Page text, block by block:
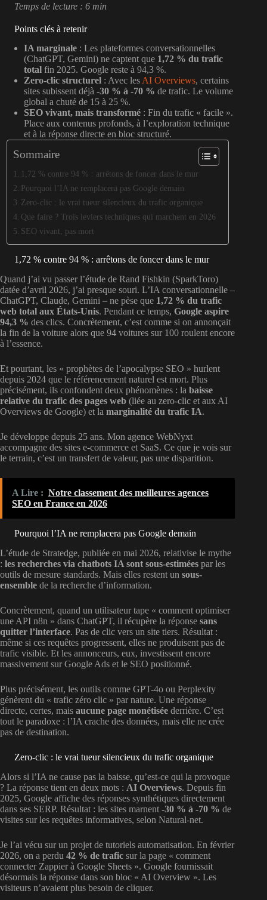
Temps de lecture : 6 min
Points clés à retenir
IA marginale : Les plateformes conversationnelles
(ChatGPT, Gemini) ne captent que 1,72 % du trafic
total fin 2025. Google reste à 94,3 %.
Zero-clic structurel : Avec les AI Overviews, certains
sites subissent déjà -30 % à -70 % de trafic. Le volume
global a chuté de 15 à 25 %.
SEO vivant, mais transformé : Fin du trafic « facile ».
Place aux contenus profonds, à l’exploration technique
et à la réponse directe en bloc structuré.
Sommaire
1,72 % contre 94 % : arrêtons de foncer dans le mur
Pourquoi l’IA ne remplacera pas Google demain
Zero-clic : le vrai tueur silencieux du trafic organique
Que faire ? Trois leviers techniques qui marchent en 2026
SEO vivant, pas mort
1,72 % contre 94 % : arrêtons de foncer dans le mur
Quand j’ai vu passer l’étude de Rand Fishkin (SparkToro)
datée d’avril 2026, j’ai presque souri. L’IA conversationnelle –
ChatGPT, Claude, Gemini – ne pèse que 1,72 % du trafic
web total aux États-Unis. Pendant ce temps, Google aspire
94,3 % des clics. Concrètement, c’est comme si on annonçait
la fin de la voiture alors que 94 voitures sur 100 roulent encore
à l’essence.
Et pourtant, les « prophètes de l’apocalypse SEO » hurlent
depuis 2024 que le référencement naturel est mort. Plus
précisément, ils confondent deux phénomènes : la baisse
relative du trafic des pages web (liée au zero-clic et aux AI
Overviews de Google) et la marginalité du trafic IA.
Je développe depuis 25 ans. Mon agence WebNyxt
accompagne des sites e-commerce et SaaS. Ce que je vois sur
le terrain, c’est un transfert de valeur, pas une disparition.
A Lire : Notre classement des meilleures agences
SEO en France en 2026
Pourquoi l’IA ne remplacera pas Google demain
L’étude de Stratedge, publiée en mai 2026, relativise le mythe
: les recherches via chatbots IA sont sous-estimées par les
outils de mesure standards. Mais elles restent un sous-
ensemble de la recherche d’information.
Concrètement, quand un utilisateur tape « comment optimiser
une API n8n » dans ChatGPT, il récupère la réponse sans
quitter l’interface. Pas de clic vers un site tiers. Résultat :
même si ces requêtes progressent, elles ne produisent pas de
trafic visible. Et les annonceurs, eux, investissent encore
massivement sur Google Ads et le SEO positionné.
Plus précisément, les outils comme GPT-4o ou Perplexity
génèrent du « trafic zéro clic » par nature. Une réponse
directe, certes, mais aucune page monétisée derrière. C’est
tout le paradoxe : l’IA crache des données, mais elle ne crée
pas de destination.
Zero-clic : le vrai tueur silencieux du trafic organique
Alors si l’IA ne cause pas la baisse, qu’est-ce qui la provoque
? La réponse tient en deux mots : AI Overviews. Depuis fin
2025, Google affiche des réponses synthétiques directement
dans ses SERP. Résultat : les sites marnent -30 % à -70 % de
visites sur les requêtes informatives, selon Natural-net.
Je l’ai vécu sur un projet de tutoriels automatisation. En février
2026, on a perdu 42 % de trafic sur la page « comment
connecter Zappier à Google Sheets ». Google fournissait
désormais la réponse dans son bloc « AI Overview ». Les
visiteurs n’avaient plus besoin de cliquer.